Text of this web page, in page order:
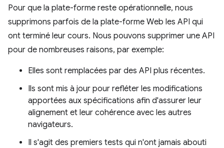
Pour que la plate-forme reste opérationnelle, nous
supprimons parfois de la plate-forme Web les API qui
ont terminé leur cours. Nous pouvons supprimer une API
pour de nombreuses raisons, par exemple:
Elles sont remplacées par des API plus récentes.
Ils sont mis à jour pour refléter les modifications
apportées aux spécifications afin d'assurer leur
alignement et leur cohérence avec les autres
navigateurs.
Il s'agit des premiers tests qui n'ont jamais abouti